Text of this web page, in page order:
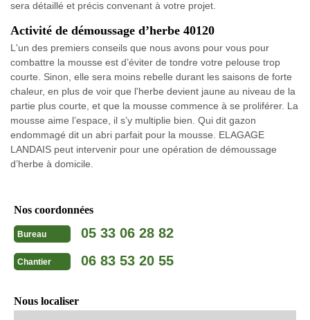
sera détaillé et précis convenant à votre projet.
Activité de démoussage d’herbe 40120
L'un des premiers conseils que nous avons pour vous pour
combattre la mousse est d’éviter de tondre votre pelouse trop
courte. Sinon, elle sera moins rebelle durant les saisons de forte
chaleur, en plus de voir que l'herbe devient jaune au niveau de la
partie plus courte, et que la mousse commence à se proliférer. La
mousse aime l’espace, il s’y multiplie bien. Qui dit gazon
endommagé dit un abri parfait pour la mousse. ELAGAGE
LANDAIS peut intervenir pour une opération de démoussage
d’herbe à domicile.
Nos coordonnées
Bureau 05 33 06 28 82
Chantier 06 83 53 20 55
Nous localiser